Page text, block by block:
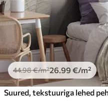
44.98€/m²26.99 €/m²